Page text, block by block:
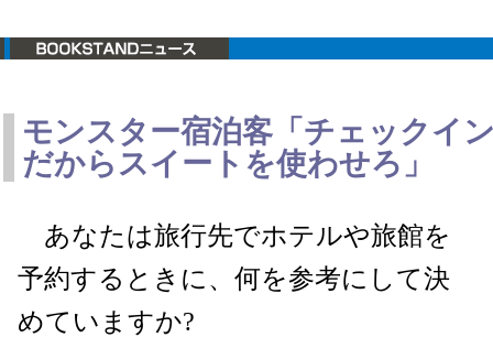
モンスター宿泊客「チェックイ
だからスイートを使わせろ」
あなたは旅行先でホテルや旅館を
予約するときに、何を参考にして決
めていますか?